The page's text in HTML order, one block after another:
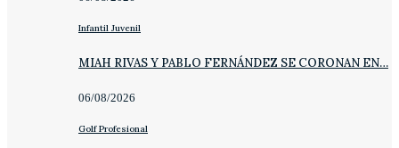
Infantil Juvenil
MIAH RIVAS Y PABLO FERNÁNDEZ SE CORONAN EN…
06/08/2026
Golf Profesional